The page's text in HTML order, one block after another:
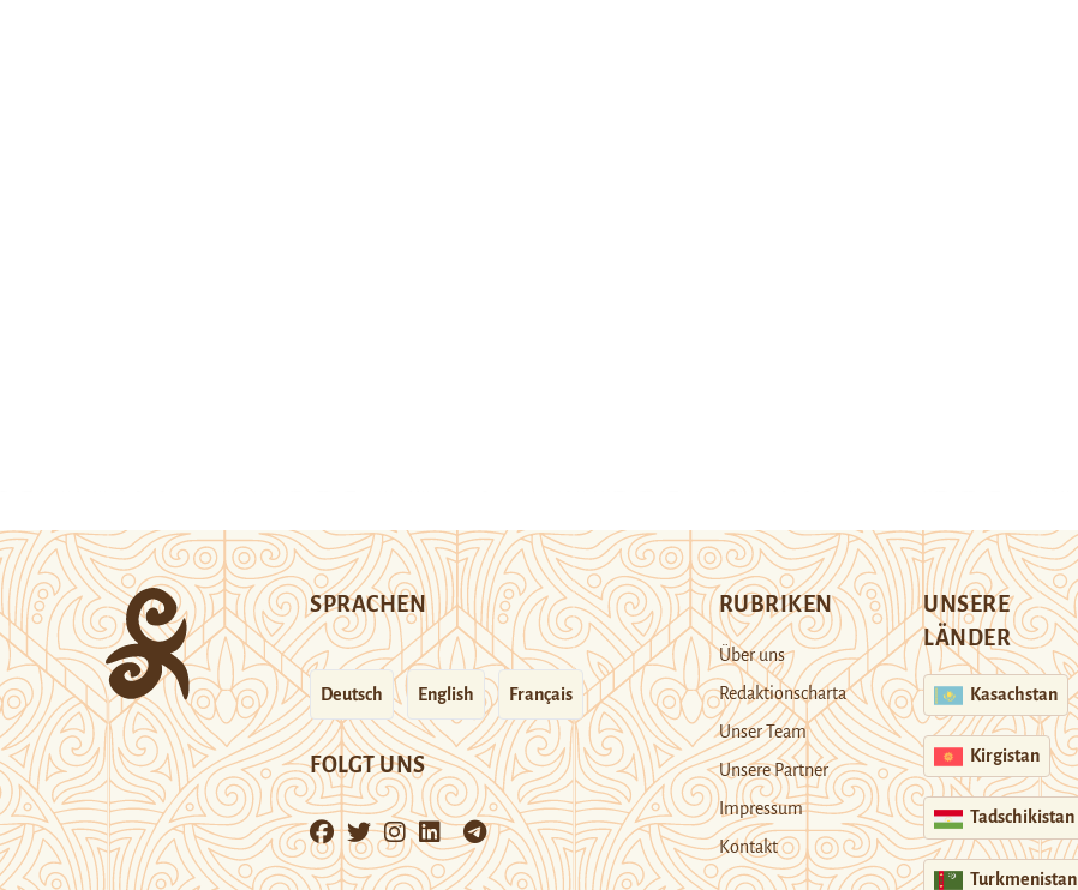
SPRACHEN
Deutsch English Français
FOLGT UNS
RUBRIKEN
Über uns
Redaktionscharta
Unser Team
Unsere Partner
Impressum
Kontakt
UNSERE
LÄNDER
Kasachstan
Kirgistan
Tadschikistan
Turkmenistan